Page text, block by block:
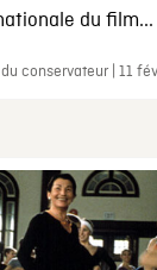
du film...
conservateur | 11